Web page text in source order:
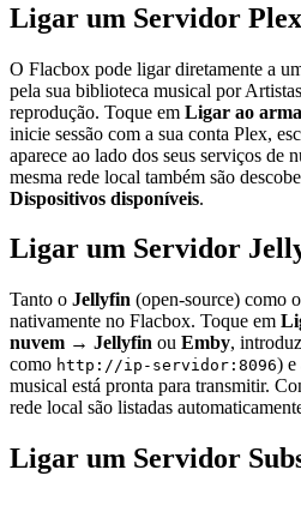
Ligar um Servidor
O Flacbox pode ligar diretamente a
pela sua biblioteca musical por
reprodução. Toque em Ligar ao
inicie sessão com a sua conta Plex,
aparece ao lado dos seus serviços de
mesma rede local também são
Dispositivos disponíveis.
Ligar um Servidor
Tanto o Jellyfin (open-source) como o
nativamente no Flacbox. Toque em
nuvem → Jellyfin ou Emby,
como http://ip-servidor:8096) e
musical está pronta para transmitir.
rede local são listadas
Ligar um Servidor